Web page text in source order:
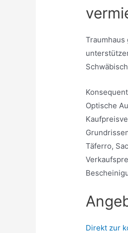
Traumhaus
Optische
Täferro,
Direkt zur